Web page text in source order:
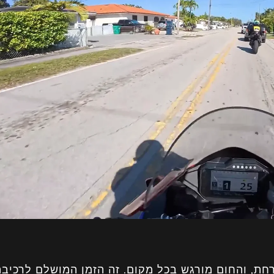
והחום מורגש בכל מקום. זה הזמן המושלם